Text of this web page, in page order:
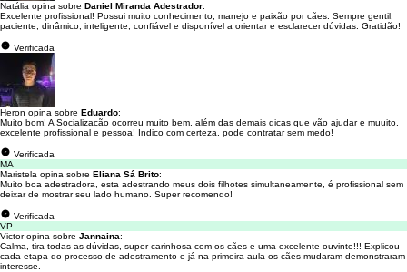
Natália opina sobre Daniel Miranda Adestrador:
Excelente profissional! Possui muito conhecimento, manejo e paixão por cães. Sempre gentil,
paciente, dinâmico, inteligente, confiável e disponível a orientar e esclarecer dúvidas. Gratidão!
Verificada
Heron opina sobre Eduardo:
Muito bom! A Socializacão ocorreu muito bem, além das demais dicas que vão ajudar e muuito,
excelente profissional e pessoa! Indico com certeza, pode contratar sem medo!
Verificada
MA
Maristela opina sobre Eliana Sá Brito:
Muito boa adestradora, esta adestrando meus dois filhotes simultaneamente, é profissional sem
deixar de mostrar seu lado humano. Super recomendo!
Verificada
VP
Victor opina sobre Jannaina:
Calma, tira todas as dúvidas, super carinhosa com os cães e uma excelente ouvinte!!! Explicou
cada etapa do processo de adestramento e já na primeira aula os cães mudaram demonstraram
interesse.